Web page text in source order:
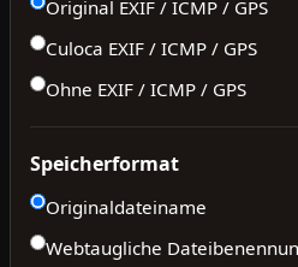
Original EXIF / ICMP / GPS
Culoca EXIF / ICMP / GPS
Ohne EXIF / ICMP / GPS
Speicherformat
Originaldateiname
Webtaugliche